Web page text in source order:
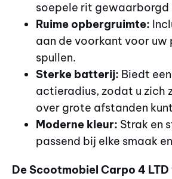
soepele rit gewaarborgd
Ruime opbergruimte:
aan de voorkant voor uw
spullen.
Sterke batterij: Biedt
actieradius, zodat u zich
over grote afstanden
Moderne kleur: Strak en
passend bij elke smaak
De Scootmobiel Carpo 4